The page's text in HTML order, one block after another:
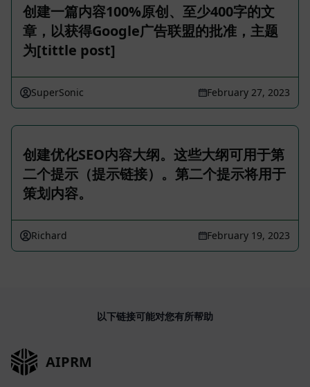
创建一篇内容100%原创、至少400字的文
章，以获得Google广告联盟的批准，主题
为[tittle post]
SuperSonic February 27, 2023
创建优化SEO内容大纲。这些大纲可用于第
二个提示（提示链接）。第二个提示将用于
策划内容。
Richard February 19, 2023
以下链接可能对您有所帮助
AIPRM